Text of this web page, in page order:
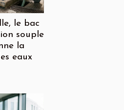
le bac
souple
la
eaux